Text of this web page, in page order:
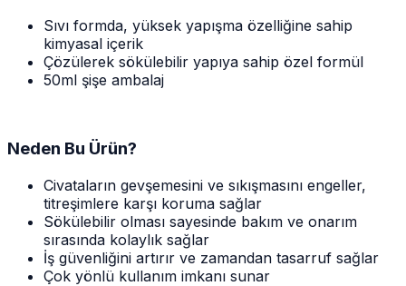
Sıvı formda, yüksek yapışma özelliğine sahip
kimyasal içerik
Çözülerek sökülebilir yapıya sahip özel formül
50ml şişe ambalaj
Neden Bu Ürün?
Civataların gevşemesini ve sıkışmasını engeller,
titreşimlere karşı koruma sağlar
Sökülebilir olması sayesinde bakım ve onarım
sırasında kolaylık sağlar
İş güvenliğini artırır ve zamandan tasarruf sağlar
Çok yönlü kullanım imkanı sunar